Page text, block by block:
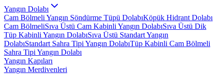
Yangın Dolabı
Cam Bölmeli Yangın Söndürme Tüpü DolabıKöpük Hidrant Dolabı
Cam BölmeliSıva Üstü Cam Kabinli Yangın DolabıSıva Üstü Dik
Tüp Kabinli Yangın DolabıSıva Üstü Standart Yangın
DolabıStandart Sahra Tipi Yangın DolabıTüp Kabinli Cam Bölmeli
Sahra Tipi Yangın Dolabı
Yangın Kapıları
Yangın Merdivenleri